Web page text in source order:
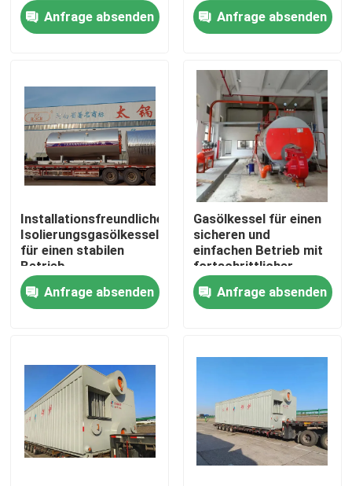
Haus
Videos
Über uns
Fabrik-Ausflug
Qualitätskontrolle
Nachrichten
Fordern Sie ein Zitat
Anfrage absenden
Anfrage absenden
Installationsfreundliche
Isolierungsgasölkessel
für einen stabilen
Betrieb
Anfrage absenden
Gasölkessel für einen
sicheren und
einfachen Betrieb mit
fortschrittlicher
automatischer
Steuerung des
Dampfkessels
Anfrage absenden